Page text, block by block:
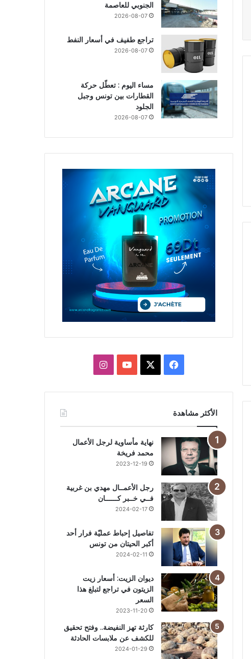
الجنوبي للعاصمة
2026-08-07
تراجع طفيف في أسعار النفط
2026-08-07
مساء اليوم : تعطّل حركة
القطارات بين تونس وجبل
الجلود
2026-08-07
فيسبوك يوتيوبانستقرام
الأكثر مشاهدة
نهاية مأساوية لرجل الأعمال
محمد فريخة
2023-12-19
رجل الأعمــال مهدي بن غربية
فــي خــبر كــــــان
2024-02-17
تفاصيل إحباط عمليّة فرار أحد
أكبر الحيتان من تونس
2024-02-11
ديوان الزيت: أسعار زيت
الزيتون في تراجع لتبلغ هذا
السعر
2023-11-20
كارثة تهز النفيضة.. وفتح تحقيق
للكشف عن ملابسات الحادثة
2024-01-29